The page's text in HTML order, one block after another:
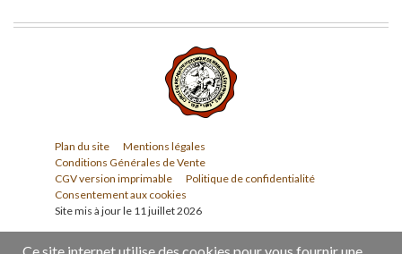
Plan du site
Mentions légales
Conditions Générales de Vente
CGV version imprimable
Politique de confidentialité
Consentement aux cookies
Site mis à jour le 11 juillet 2026